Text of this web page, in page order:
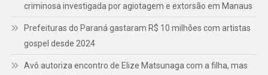
criminosa investigada por agiotagem e extorsão em Manaus
Prefeituras do Paraná gastaram R$ 10 milhões com artistas
gospel desde 2024
Avô autoriza encontro de Elize Matsunaga com a filha, mas